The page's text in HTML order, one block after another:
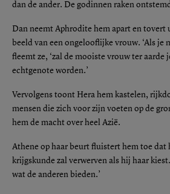
dan de ander. De godinnen raken
Dan neemt Aphrodite hem apart en
beeld van een ongelooflijke vrouw. ‘Als je
fleemt ze, ‘zal de mooiste vrouw ter aarde
echtgenote worden.’
Vervolgens toont Hera hem kastelen,
mensen die zich voor zijn voeten op de
hem de macht over heel Azië.
Athene op haar beurt fluistert hem toe dat
krijgskunde zal verwerven als hij haar
wat de anderen bieden.’